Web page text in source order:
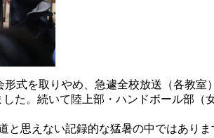
を取りやめ、急遽全校放送（各教室
た。続いて陸上部・ハンドボール部
思えない記録的な猛暑の中ではあり